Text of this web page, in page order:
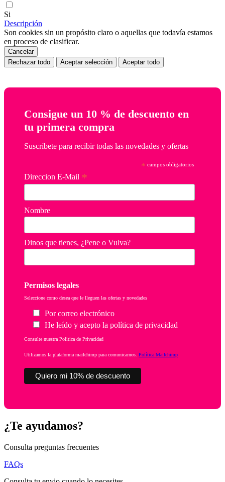
Si
Descripción
Son cookies sin un propósito claro o aquellas que todavía estamos
en proceso de clasificar.
Cancelar
Rechazar todo
Aceptar selección Aceptar todo
Consigue un 10 % de descuento en
tu primera compra
Suscríbete para recibir todas las novedades y ofertas
* campos obligatorios
Direccion E-Mail *
Nombre
Dinos que tienes, ¿Pene o Vulva?
Permisos legales
Seleccione como desea que le lleguen las ofertas y novedades
Por correo electrónico
He leído y acepto la política de privacidad
Consulte nuestra Política de Privacidad
Utilizamos la plataforma mailchimp para comunicarnos. Política Mailchimp
¿Te ayudamos?
Consulta preguntas frecuentes
FAQs